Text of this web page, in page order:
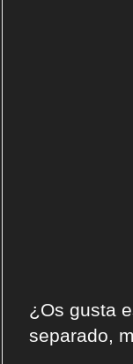
¿Os gusta
separado,